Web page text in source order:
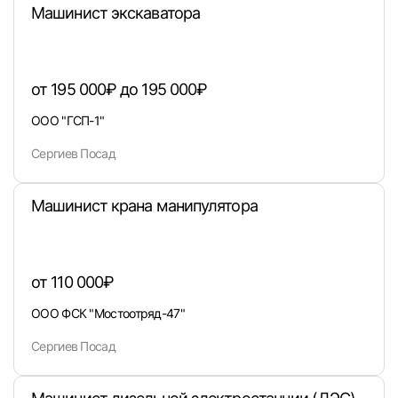
Машинист экскаватора
от 195 000₽ до 195 000₽
ООО "ГСП-1"
Сергиев Посад
Машинист крана манипулятора
от 110 000₽
ООО ФСК "Мостоотряд-47"
Сергиев Посад